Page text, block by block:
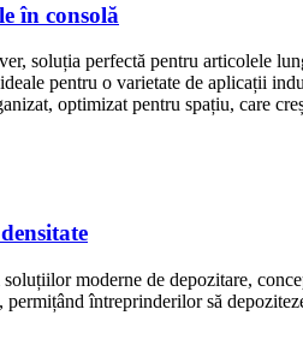
în consolă
soluția perfectă pentru articolele
pentru o varietate de aplicații
optimizat pentru spațiu, care
moderne de depozitare,
permițând întreprinderilor să